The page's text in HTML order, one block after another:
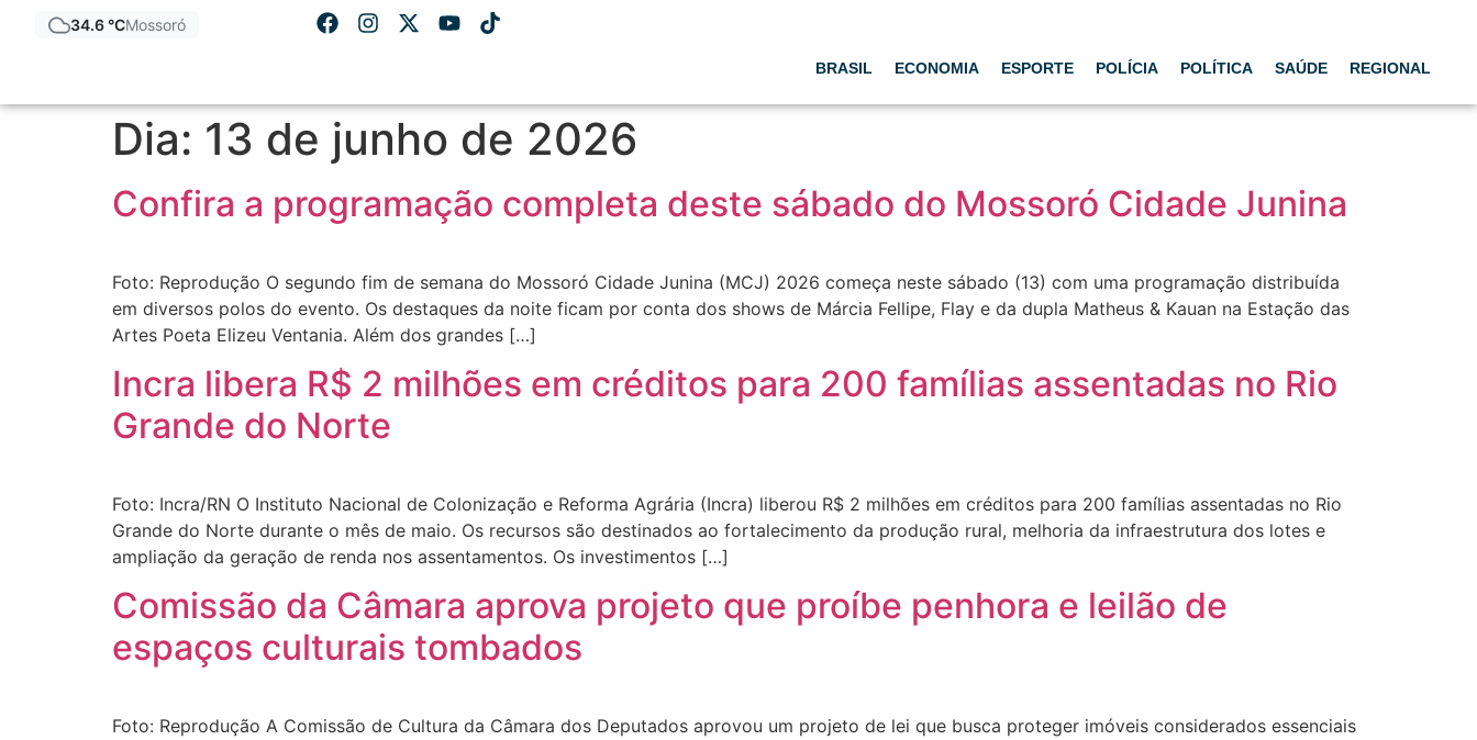
34.6 °CMossoró
BRASIL ECONOMIA ESPORTE POLÍCIA POLÍTICA SAÚDE REGIONAL
Dia: 13 de junho de 2026
Confira a programação completa deste sábado do Mossoró Cidade Junina
Foto: Reprodução O segundo fim de semana do Mossoró Cidade Junina (MCJ) 2026 começa neste sábado (13) com uma programação distribuída
em diversos polos do evento. Os destaques da noite ficam por conta dos shows de Márcia Fellipe, Flay e da dupla Matheus & Kauan na Estação das
Artes Poeta Elizeu Ventania. Além dos grandes […]
Incra libera R$ 2 milhões em créditos para 200 famílias assentadas no Rio
Grande do Norte
Foto: Incra/RN O Instituto Nacional de Colonização e Reforma Agrária (Incra) liberou R$ 2 milhões em créditos para 200 famílias assentadas no Rio
Grande do Norte durante o mês de maio. Os recursos são destinados ao fortalecimento da produção rural, melhoria da infraestrutura dos lotes e
ampliação da geração de renda nos assentamentos. Os investimentos […]
Comissão da Câmara aprova projeto que proíbe penhora e leilão de
espaços culturais tombados
Foto: Reprodução A Comissão de Cultura da Câmara dos Deputados aprovou um projeto de lei que busca proteger imóveis considerados essenciais